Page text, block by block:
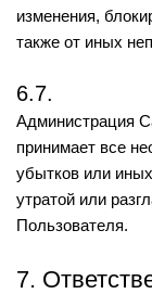
изменения,
также от иных
6.7.
Администрация
принимает все
убытков или
утратой или
Пользователя.
7.